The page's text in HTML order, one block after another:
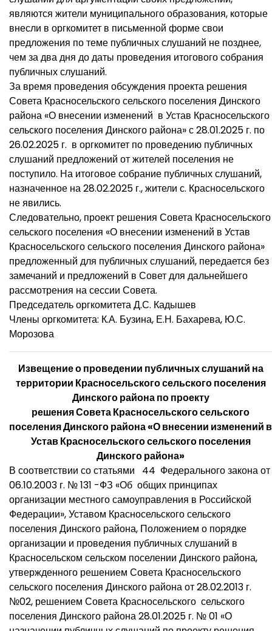
являются жители муниципального образования, которые
внесли в оргкомитет в письменной форме свои
предложения по теме публичных слушаний не позднее,
чем за два дня до даты проведения итогового собрания
публичных слушаний.
За время проведения обсуждения проекта решения
Совета Красносельского сельского поселения Динского
района «О внесении изменений в Устав Красносельского
сельского поселения Динского района» с 28.01.2025 г. по
26.02.2025 г. в оргкомитет по проведению публичных
слушаний предложений от жителей поселения не
поступило. На итоговое собрание публичных слушаний,
назначенное на 28.02.2025 г., жители с. Красносельского
не явились.
Следовательно, проект решения Совета Красносельского
сельского поселения «О внесении изменений в Устав
Красносельского сельского поселения Динского района»
предложенный для публичных слушаний, передается без
замечаний и предложений в Совет для дальнейшего
рассмотрения на сессии Совета.
Председатель оргкомитета Д.С. Кадышев
Члены оргкомитета: К.А. Бузина, Е.Н. Бахарева, Ю.С.
Морозова
Извещение о проведении публичных слушаний на
территории Красносельского сельского поселения
Динского района по проекту
решения Совета Красносельского сельского
поселения Динского района «О внесении изменений в
Устав Красносельского сельского поселения
Динского района»
В соответствии со статьями 44 Федерального закона от
06.10.2003 г. № 131 -ФЗ «Об общих принципах
организации местного самоуправления в Российской
Федерации», Уставом Красносельского сельского
поселения Динского района, Положением о порядке
организации и проведения публичных слушаний в
Красносельском сельском поселении Динского района,
утвержденного решением Совета Красносельского
сельского поселения Динского района от 28.02.2013 г.
№02, решением Совета Красносельского сельского
поселения Динского района 28.01.2025 г. № 01 «О